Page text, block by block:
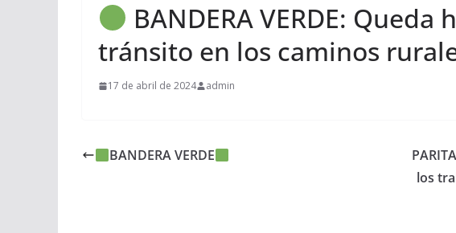
BANDERA VERDE:
tránsito en los caminos
17 de abril de 2024 admin
BANDERA VERDE
los